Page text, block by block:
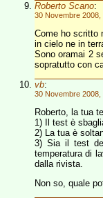
Roberto Scano:
30 Novembre 2008,
Come ho scritto
in cielo ne in
Sono oramai 2
sopratutto con
vb:
30 Novembre 2008,
Roberto, la tua
1) Il test è
2) La tua è
3) Sia il test
temperatura di
dalla rivista.
Non so, quale